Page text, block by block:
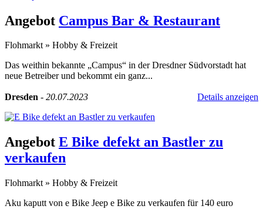
Angebot Campus Bar & Restaurant
Flohmarkt » Hobby & Freizeit
Das weithin bekannte „Campus“ in der Dresdner Südvorstadt hat
neue Betreiber und bekommt ein ganz...
Dresden - 20.07.2023 Details anzeigen
Angebot E Bike defekt an Bastler zu
verkaufen
Flohmarkt » Hobby & Freizeit
Aku kaputt von e Bike Jeep e Bike zu verkaufen für 140 euro